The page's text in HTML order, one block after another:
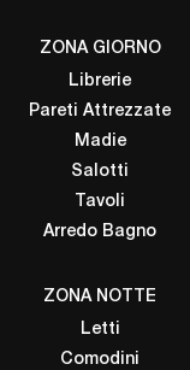
ZONA GIORNO
Librerie
Pareti Attrezzate
Madie
Salotti
Tavoli
Arredo Bagno
ZONA NOTTE
Letti
Comodini